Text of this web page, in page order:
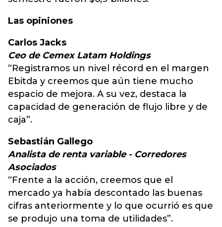
Las opiniones
Carlos Jacks
Ceo de Cemex Latam Holdings
“Registramos un nivel récord en el margen
Ebitda y creemos que aún tiene mucho
espacio de mejora. A su vez, destaca la
capacidad de generación de flujo libre y de
caja”.
Sebastián Gallego
Analista de renta variable - Corredores
Asociados
“Frente a la acción, creemos que el
mercado ya había descontado las buenas
cifras anteriormente y lo que ocurrió es que
se produjo una toma de utilidades”.